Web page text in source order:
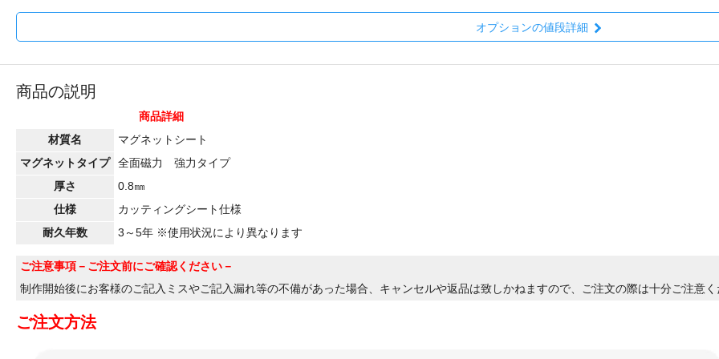
オプションの値段詳細
商品の説明
商品詳細
材質名
マグネットシート
マグネットタイプ
全面磁力 強力タイプ
厚さ
0.8㎜
仕様
カッティングシート仕様
耐久年数
3～5年 ※使用状況により異なります
ご注意事項 －ご注文前にご確認ください－
制作開始後にお客様のご記入ミスやご記入漏れ等の不備があった場合、キャンセルや返品は致しかねますので、ご注文の際は十分ご注意
ご注文方法